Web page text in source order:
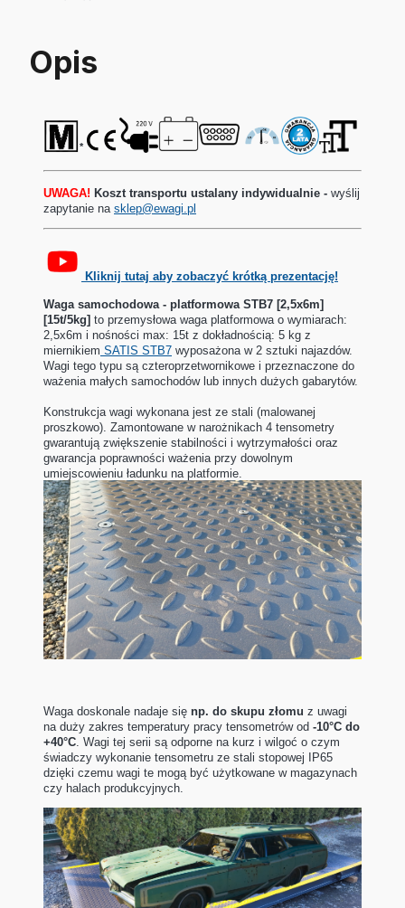
Opis
*
UWAGA! Koszt transportu ustalany indywidualnie - wyślij
zapytanie na sklep@ewagi.pl
Kliknij tutaj aby zobaczyć krótką prezentację!
Waga samochodowa - platformowa STB7 [2,5x6m]
[15t/5kg] to przemysłowa waga platformowa o wymiarach:
2,5x6m i nośności max: 15t z dokładnością: 5 kg z
miernikiem SATIS STB7 wyposażona w 2 sztuki najazdów.
Wagi tego typu są czteroprzetwornikowe i przeznaczone do
ważenia małych samochodów lub innych dużych gabarytów.
Konstrukcja wagi wykonana jest ze stali (malowanej
proszkowo). Zamontowane w narożnikach 4 tensometry
gwarantują zwiększenie stabilności i wytrzymałości oraz
gwarancja poprawności ważenia przy dowolnym
umiejscowieniu ładunku na platformie.
Waga doskonale nadaje się np. do skupu złomu z uwagi
na duży zakres temperatury pracy tensometrów od -10°C do
+40°C . Wagi tej serii są odporne na kurz i wilgoć o czym
świadczy wykonanie tensometru ze stali stopowej IP65
dzięki czemu wagi te mogą być użytkowane w magazynach
czy halach produkcyjnych.